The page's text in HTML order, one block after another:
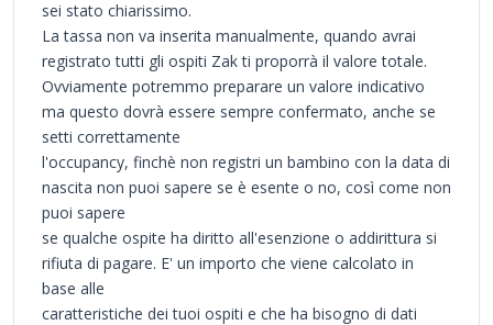
sei stato chiarissimo.
La tassa non va inserita manualmente, quando avrai
registrato tutti gli ospiti Zak ti proporrà il valore totale.
Ovviamente potremmo preparare un valore indicativo
ma questo dovrà essere sempre confermato, anche se
setti correttamente
l'occupancy, finchè non registri un bambino con la data di
nascita non puoi sapere se è esente o no, così come non
puoi sapere
se qualche ospite ha diritto all'esenzione o addirittura si
rifiuta di pagare. E' un importo che viene calcolato in
base alle
caratteristiche dei tuoi ospiti e che ha bisogno di dati